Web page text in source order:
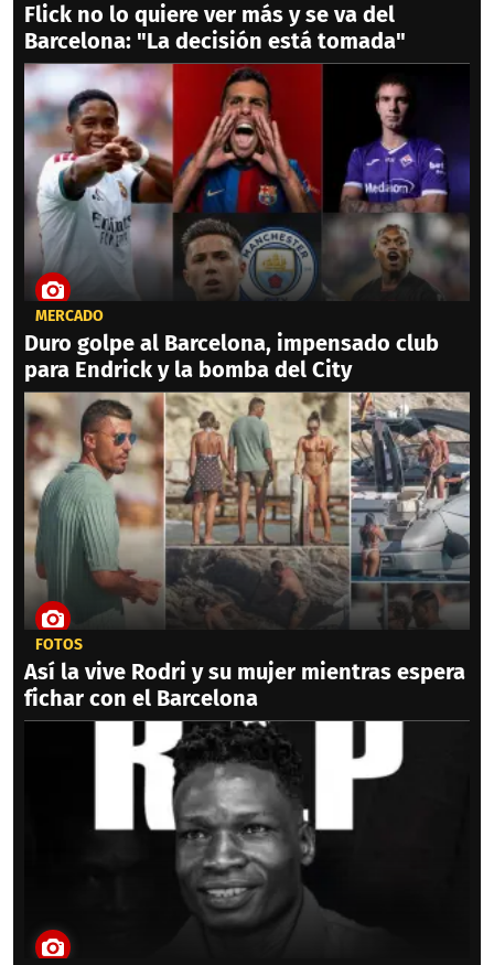
Flick no lo quiere ver más y se va del
Barcelona: "La decisión está tomada"
MERCADO
Duro golpe al Barcelona, impensado club
para Endrick y la bomba del City
FOTOS
Así la vive Rodri y su mujer mientras espera
fichar con el Barcelona